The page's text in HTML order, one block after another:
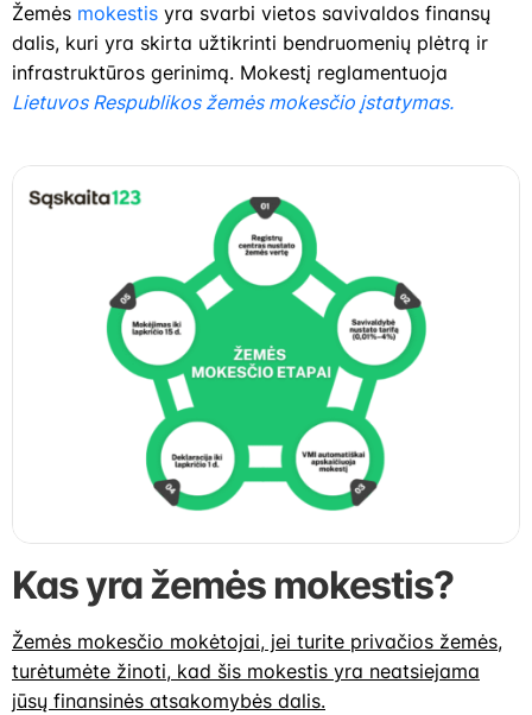
Žemės mokestis yra svarbi vietos savivaldos finansų
dalis, kuri yra skirta užtikrinti bendruomenių plėtrą ir
infrastruktūros gerinimą. Mokestį reglamentuoja
Lietuvos Respublikos žemės mokesčio įstatymas.
Kas yra žemės mokestis?
Žemės mokesčio mokėtojai, jei turite privačios žemės,
turėtumėte žinoti, kad šis mokestis yra neatsiejama
jūsų finansinės atsakomybės dalis.